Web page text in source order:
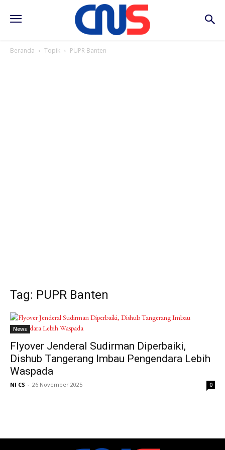
Beranda Topik PUPR Banten
Tag: PUPR Banten
News
Flyover Jenderal Sudirman Diperbaiki,
Dishub Tangerang Imbau Pengendara Lebih
Waspada
NI CS - 26 November 2025 0